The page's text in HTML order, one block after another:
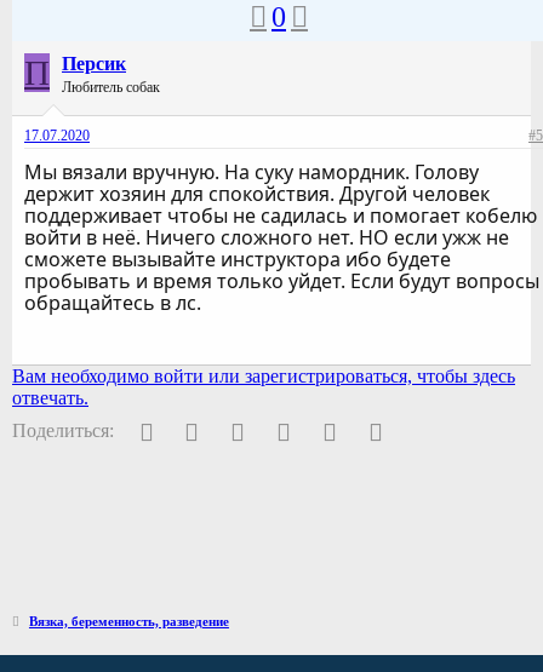
0
П Персик
Любитель собак
17.07.2020 #5
Мы вязали вручную. На суку намордник. Голову
держит хозяин для спокойствия. Другой человек
поддерживает чтобы не садилась и помогает кобелю
войти в неё. Ничего сложного нет. НО если ужж не
сможете вызывайте инструктора ибо будете
пробывать и время только уйдет. Если будут вопросы
обращайтесь в лс.
Вам необходимо войти или зарегистрироваться, чтобы здесь
отвечать.
Поделиться:
FacebookTwitter PinterestWhatsAppЭлектронная почта
Вязка, беременность, разведение